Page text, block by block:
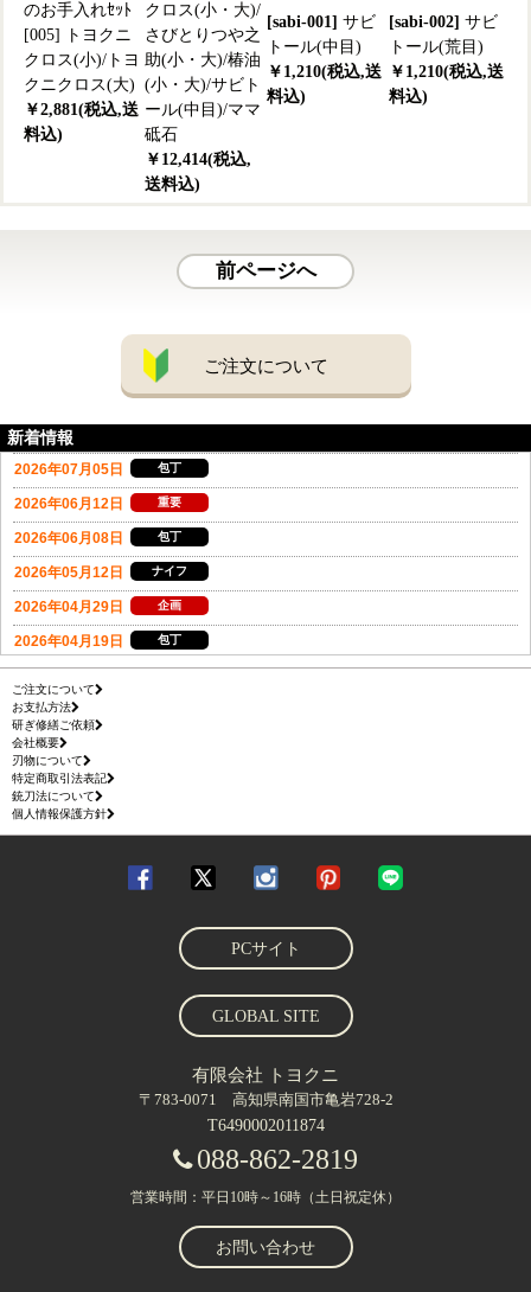
のお手入れｾｯﾄ
[005] トヨクニ
クロス(小)/トヨ
クニクロス(大)
￥2,881(税込,送
料込)
クロス(小・大)/
さびとりつや之
助(小・大)/椿油
(小・大)/サビト
ール(中目)/ママ
砥石
￥12,414(税込,
送料込)
[sabi-001] サビ
トール(中目)
￥1,210(税込,送
料込)
[sabi-002] サビ
トール(荒目)
￥1,210(税込,送
料込)
前ページへ
ご注文について
新着情報
ご注文について
お支払方法
研ぎ修繕ご依頼
会社概要
刃物について
特定商取引法表記
銃刀法について
個人情報保護方針
PCサイト
GLOBAL SITE
有限会社 トヨクニ
〒783-0071 高知県南国市亀岩728-2
T6490002011874
088-862-2819
営業時間：平日10時～16時（土日祝定休）
お問い合わせ